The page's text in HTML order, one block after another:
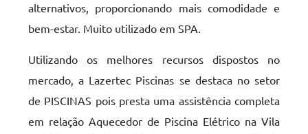
alternativos, proporcionando mais comodidade e
bem-estar. Muito utilizado em SPA.
Utilizando os melhores recursos dispostos no
mercado, a Lazertec Piscinas se destaca no setor
de PISCINAS pois presta uma assistência completa
em relação Aquecedor de Piscina Elétrico na Vila